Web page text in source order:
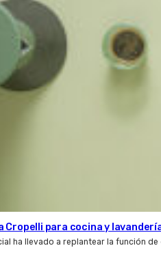
Cropelli para cocina y
ha llevado a replantear la función